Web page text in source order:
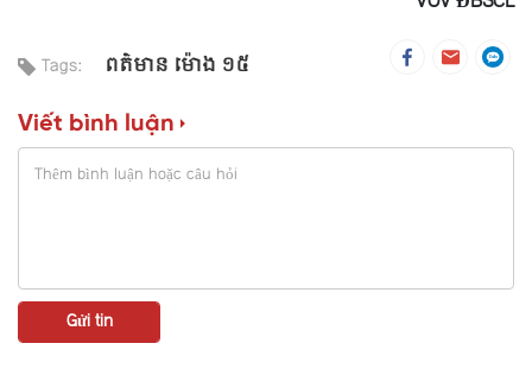
Tags: ពត៌មាន ម៉ោង ១៥
Viết bình luận